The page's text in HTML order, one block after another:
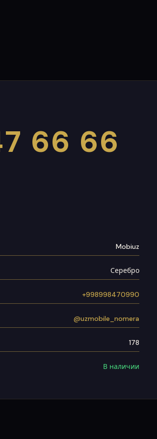
66 66
Mobiuz
Серебро
+998998470990
@uzmobile_nomera
178
В наличии